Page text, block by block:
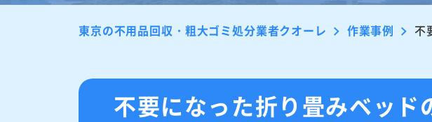
東京の不用品回収・粗大ゴミ処分業者クオーレ 作業事例 不
不要になった折り畳みベッド